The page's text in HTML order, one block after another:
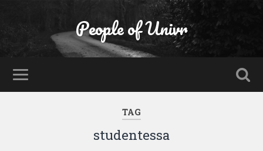
People of Univr
TAG
studentessa